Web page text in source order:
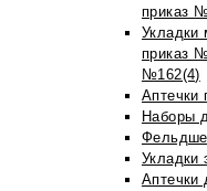
приказ
Укладки
приказ
№162(4)
Аптечки
Наборы
Укладки
Аптечки